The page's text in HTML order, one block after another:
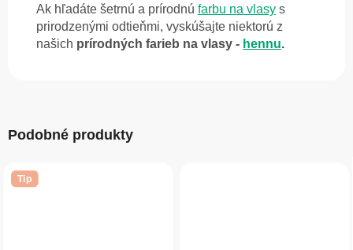
Ak hľadáte šetrnú a prírodnú farbu na vlasy s
prirodzenými odtieňmi, vyskúšajte niektorú z
našich prírodných farieb na vlasy - hennu.
Podobné produkty
Tip